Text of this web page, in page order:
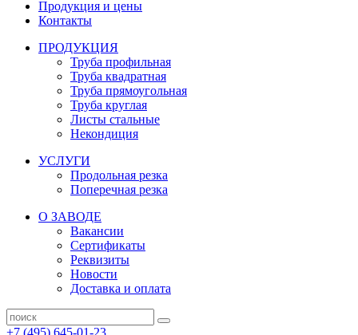
Продукция и цены
Контакты
ПРОДУКЦИЯ
Труба профильная
Труба квадратная
Труба прямоугольная
Труба круглая
Листы стальные
Некондиция
УСЛУГИ
Продольная резка
Поперечная резка
О ЗАВОДЕ
Вакансии
Сертификаты
Реквизиты
Новости
Доставка и оплата
+7 (495) 645-01-23